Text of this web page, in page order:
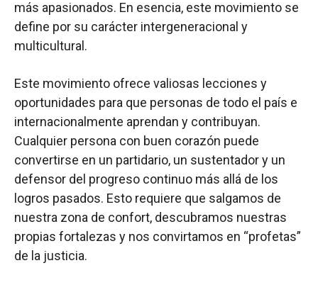
más apasionados. En esencia, este movimiento se
define por su carácter intergeneracional y
multicultural.
Este movimiento ofrece valiosas lecciones y
oportunidades para que personas de todo el país e
internacionalmente aprendan y contribuyan.
Cualquier persona con buen corazón puede
convertirse en un partidario, un sustentador y un
defensor del progreso continuo más allá de los
logros pasados. Esto requiere que salgamos de
nuestra zona de confort, descubramos nuestras
propias fortalezas y nos convirtamos en “profetas”
de la justicia.